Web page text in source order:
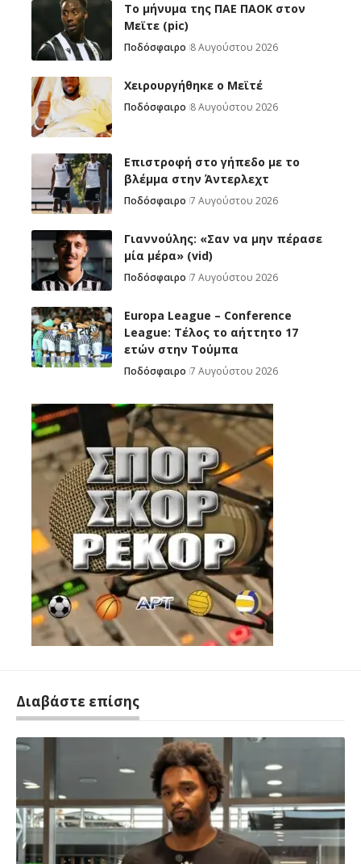
Το μήνυμα της ΠΑΕ ΠΑΟΚ στον
Μεϊτε (pic)
Ποδόσφαιρο 8 Αυγούστου 2026
Χειρουργήθηκε ο Μεϊτέ
Ποδόσφαιρο 8 Αυγούστου 2026
Επιστροφή στο γήπεδο με το
βλέμμα στην Άντερλεχτ
Ποδόσφαιρο 7 Αυγούστου 2026
Γιαννούλης: «Σαν να μην πέρασε
μία μέρα» (vid)
Ποδόσφαιρο 7 Αυγούστου 2026
Europa League – Conference
League: Τέλος το αήττητο 17
ετών στην Τούμπα
Ποδόσφαιρο 7 Αυγούστου 2026
Διαβάστε επίσης